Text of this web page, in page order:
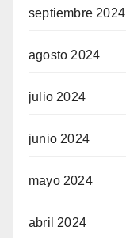
septiembre 2024
agosto 2024
julio 2024
junio 2024
mayo 2024
abril 2024